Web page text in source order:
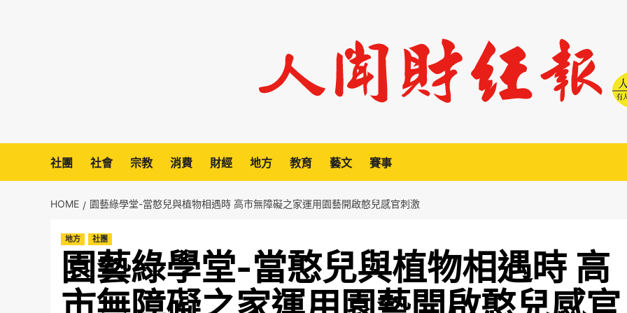
社團 社會 宗教 消費 財經 地方 教育 藝文 賽事
HOME 園藝綠學堂-當憨兒與植物相遇時 高市無障礙之家運用園藝開啟憨兒感官刺激
地方 社團
園藝綠學堂-當憨兒與植物相遇時 高